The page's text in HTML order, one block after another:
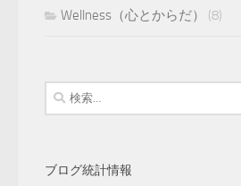
Wellness（心とからだ） (8)
検
索:
ブログ統計情報